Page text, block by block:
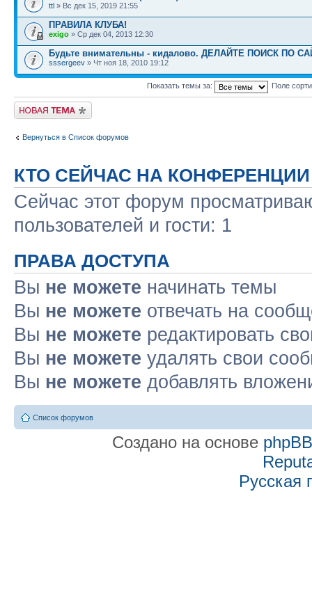
ttl » Вс дек 15, 2019 21:55
ПРАВИЛА КЛУБА!
exigo » Ср дек 04, 2013 12:30
Будьте внимательны - кидалово. ДЕЛАЙТЕ ПОИСК ПО
sssergeev » Чт ноя 18, 2010 19:12
Показать темы за: Поле
Новая тема
Вернуться в Список форумов
КТО СЕЙЧАС НА КОНФЕРЕНЦИИ
Сейчас этот форум
пользователей и гости: 1
ПРАВА ДОСТУПА
Вы не можете начинать темы
Вы не можете отвечать на
Вы не можете редактировать
Вы не можете удалять свои
Вы не можете добавлять
Список форумов
Создано на основе phpBB
Русская